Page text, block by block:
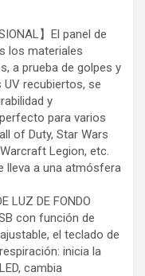
】El panel de
los materiales
a prueba de golpes y
recubiertos, se
y
para varios
of Duty, Star Wars
Legion, etc.
lleva a una atmósfera
LUZ DE FONDO
con función de
el teclado de
inicia la
cambia